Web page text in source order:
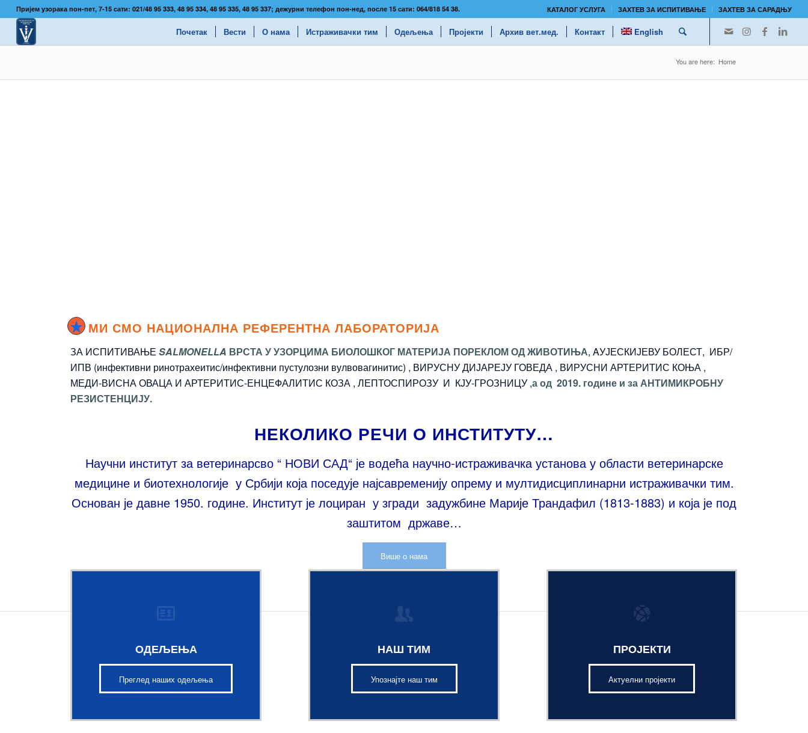
КАТАЛОГ УСЛУГА ЗАХТЕВ ЗА ИСПИТИВАЊЕ ЗАХТЕВ ЗА САРАДЊУ
Пријем узорака пон-пет, 7-15 сати: 021/48 95 333, 48 95 334, 48 95 335, 48 95 337; дежурни телефон пон-нед, после 15 сати: 064/818 54 38.
Почетак Вести О нама Истраживачки тим Одељења Пројекти Архив вет.мед. Контакт English
You are here: Home
МИ СМО НАЦИОНАЛНА РЕФЕРЕНТНА ЛАБОРАТОРИЈА
ЗА ИСПИТИВАЊЕSALMONELLA ВРСТА У УЗОРЦИМА БИОЛОШКОГ МАТЕРИЈА ПОРЕКЛОМ ОД ЖИВОТИЊА, AУЈЕСКИЈЕВУ БОЛЕСТ, ИБР/
ИПВ (инфективни ринотрахеитис/инфективни пустулозни вулвовагинитис) , ВИРУСНУ ДИЈАРЕЈУ ГОВЕДА , ВИРУСНИ АРТЕРИТИС КОЊА ,
МЕДИ-ВИСНА ОВАЦА И АРТЕРИТИС-ЕНЦЕФАЛИТИС КОЗА , ЛЕПТОСПИРОЗУ И КЈУ-ГРОЗНИЦУ ,а од 2019. године и за АНТИМИКРОБНУ
РЕЗИСТЕНЦИЈУ.
НЕКОЛИКО РЕЧИ О ИНСТИТУТУ…
Научни институт за ветеринарсво “ НОВИ САД“ је водећа научно-истраживачка установа у области ветеринарске
медицине и биотехнологије у Србији која поседује најсавременију опрему и мултидисциплинарни истраживачки тим.
Основан је давне 1950. године. Институт је лоциран у згради задужбине Марије Трандафил (1813-1883) и која је под
заштитом државе…
Више о нама
ОДЕЉЕЊА
Преглед наших одељења
НАШ ТИМ
Упознајте наш тим
ПРОЈЕКТИ
Актуелни пројекти